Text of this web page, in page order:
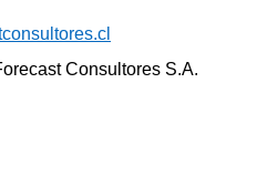
Consultores S.A.